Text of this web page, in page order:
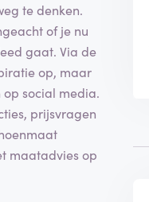
te denken.
of je nu
gaat. Via de
op, maar
op social media.
prijsvragen
maatadvies op